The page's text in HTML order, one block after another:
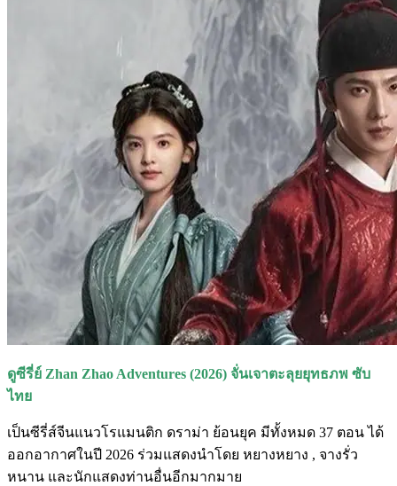
ดูซีรี่ย์ Zhan Zhao Adventures (2026) จั่นเจาตะลุยยุทธภพ ซับ
ไทย
เป็นซีรี่ส์จีนแนวโรแมนติก ดราม่า ย้อนยุค มีทั้งหมด 37 ตอน ได้
ออกอากาศในปี 2026 ร่วมแสดงนำโดย หยางหยาง , จางรั่ว
หนาน และนักแสดงท่านอื่นอีกมากมาย